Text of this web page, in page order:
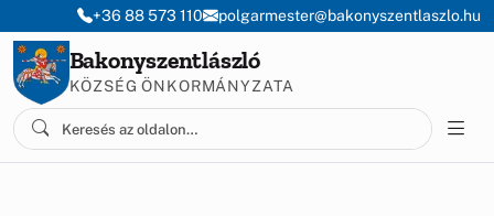
Ugrás a menüre
Ugrás a tartalomra
+36 88 573 110 polgarmester@bakonyszentlaszlo.hu
Bakonyszentlászló
KÖZSÉG ÖNKORMÁNYZATA